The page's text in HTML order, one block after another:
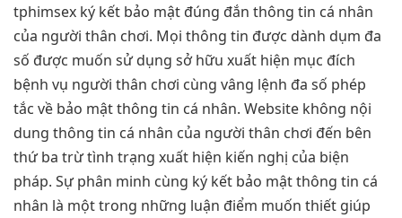
tphimsex ký kết bảo mật đúng đắn thông tin cá nhân
của người thân chơi. Mọi thông tin được dành dụm đa
số được muốn sử dụng sở hữu xuất hiện mục đích
bệnh vụ người thân chơi cùng vâng lệnh đa số phép
tắc về bảo mật thông tin cá nhân. Website không nội
dung thông tin cá nhân của người thân chơi đến bên
thứ ba trừ tình trạng xuất hiện kiến nghị của biện
pháp. Sự phân minh cùng ký kết bảo mật thông tin cá
nhân là một trong những luận điểm muốn thiết giúp